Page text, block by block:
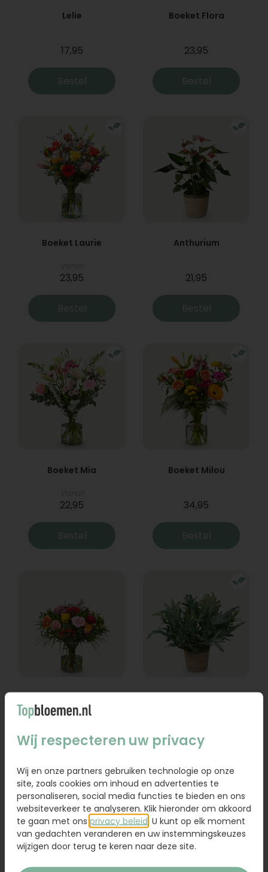
Lelie
17,95
Bestel
Boeket Flora
23,95
Bestel
Boeket Laurie
23,95
Bestel
Anthurium
21,95
Bestel
Boeket Mia
22,95
Bestel
Boeket Milou
34,95
Bestel
Wij respecteren uw privacy
Wij en onze partners gebruiken technologie op onze
site, zoals cookies om inhoud en advertenties te
personaliseren, social media functies te bieden en ons
websiteverkeer te analyseren. Klik hieronder om akkoord
te gaan met ons privacy beleid . U kunt op elk moment
van gedachten veranderen en uw instemmingskeuzes
wijzigen door terug te keren naar deze site.